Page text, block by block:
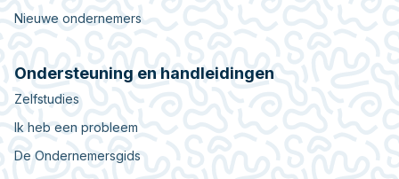
Nieuwe ondernemers
Ondersteuning en handleidingen
Zelfstudies
Ik heb een probleem
De Ondernemersgids